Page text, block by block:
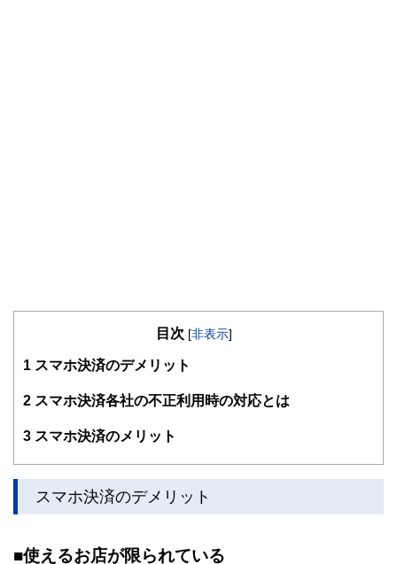
目次 [非表示]
1 スマホ決済のデメリット
2 スマホ決済各社の不正利用時の対応とは
3 スマホ決済のメリット
スマホ決済のデメリット
■使えるお店が限られている